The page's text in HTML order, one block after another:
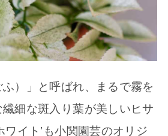
ふ）」と呼ばれ、まるで霧を
細な斑入り葉が美しいヒサ
ワイト’も小関園芸のオリジ